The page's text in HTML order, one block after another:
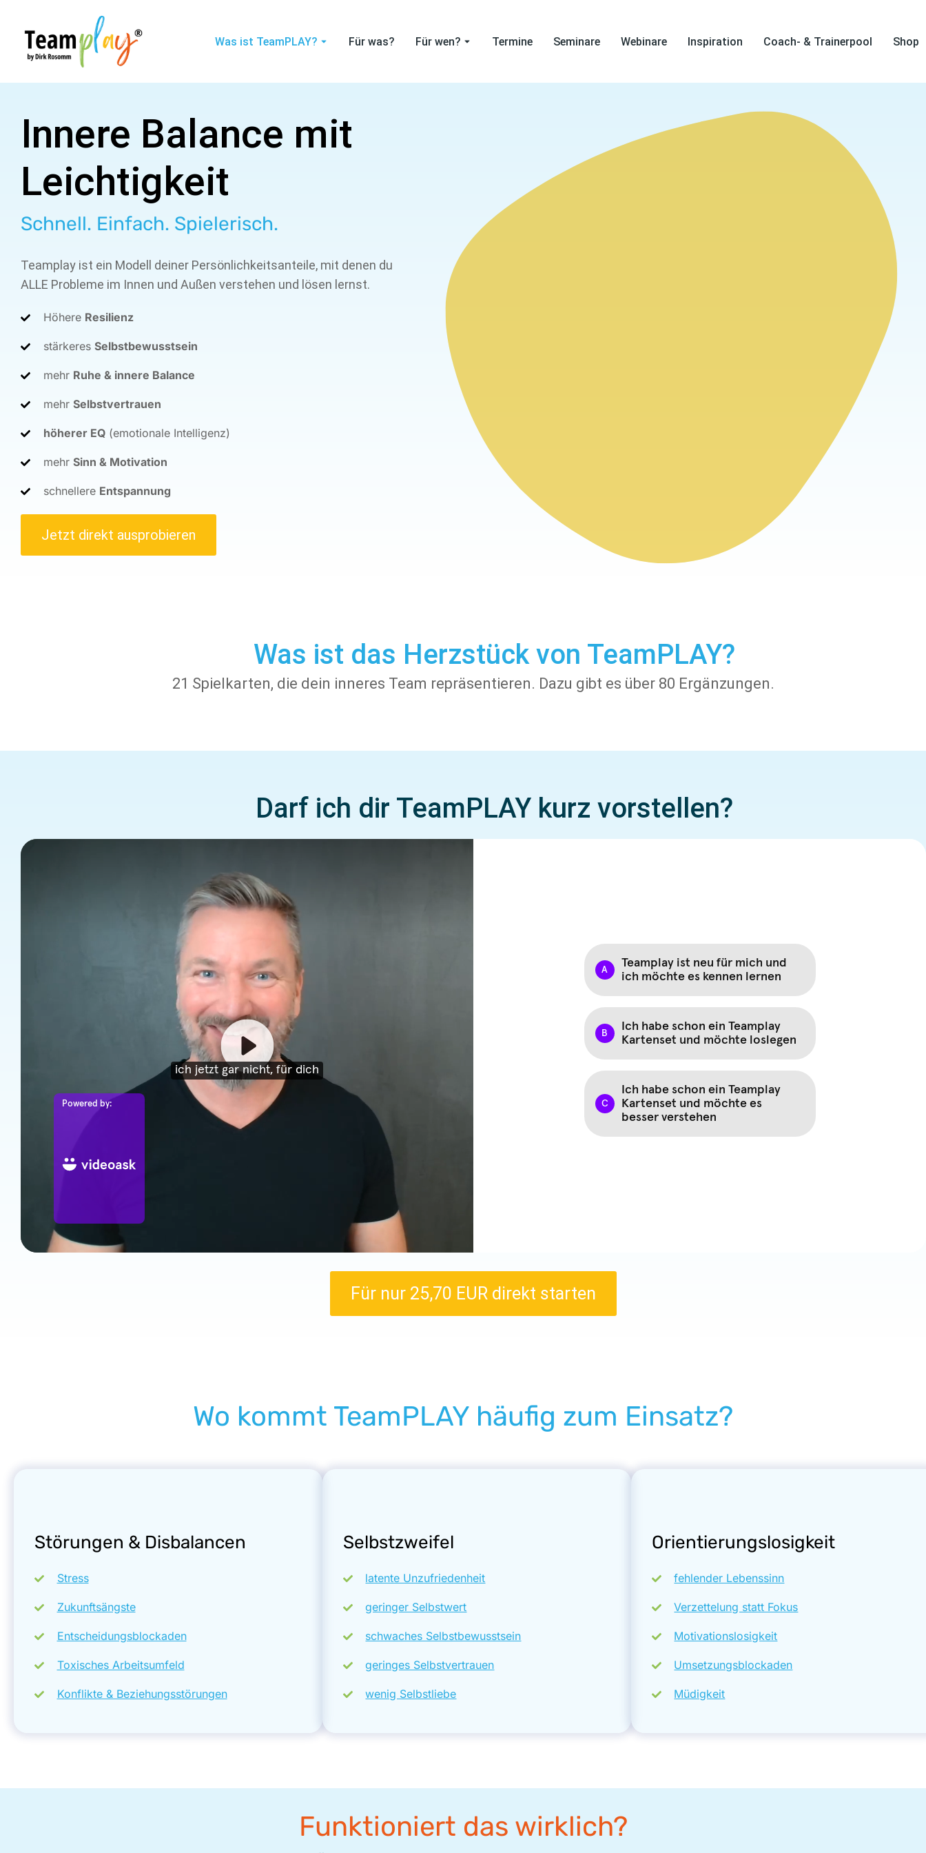
Was ist TeamPLAY? Für was? Für wen? Termine Seminare Webinare Inspiration Coach- & Trainerpool Shop
Innere Balance mit
Leichtigkeit
Schnell. Einfach. Spielerisch.
Teamplay ist ein Modell deiner Persönlichkeitsanteile, mit denen du
ALLE Probleme im Innen und Außen verstehen und lösen lernst.
Höhere Resilienz
stärkeres Selbstbewusstsein
mehr Ruhe & innere Balance
mehr Selbstvertrauen
höherer EQ(emotionale Intelligenz)
mehr Sinn & Motivation
schnellere Entspannung
Jetzt direkt ausprobieren
Was ist das Herzstück von TeamPLAY?
21 Spielkarten, die dein inneres Team repräsentieren. Dazu gibt es über 80 Ergänzungen.
Darf ich dir TeamPLAY kurz vorstellen?
Für nur 25,70 EUR direkt starten
Wo kommt TeamPLAY häufig zum Einsatz?
Störungen & Disbalancen
Stress
Zukunftsängste
Entscheidungsblockaden
Toxisches Arbeitsumfeld
Konflikte & Beziehungsstörungen
Selbstzweifel
latente Unzufriedenheit
geringer Selbstwert
schwaches Selbstbewusstsein
geringes Selbstvertrauen
wenig Selbstliebe
Orientierungslosigkeit
fehlender Lebenssinn
Verzettelung statt Fokus
Motivationslosigkeit
Umsetzungsblockaden
Müdigkeit
Funktioniert das wirklich?